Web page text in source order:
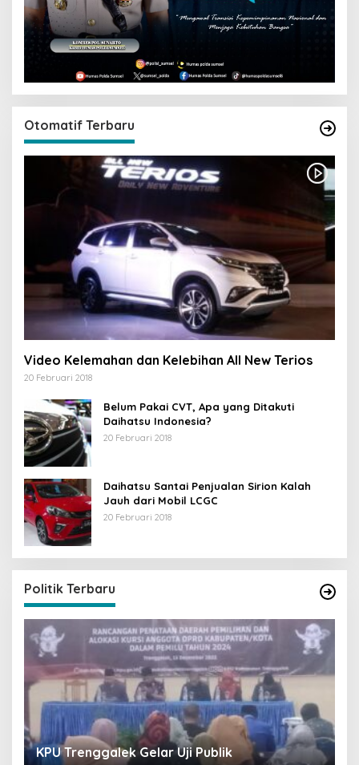
Otomatif Terbaru
Video Kelemahan dan Kelebihan All New Terios
20 Februari 2018
Belum Pakai CVT, Apa yang Ditakuti
Daihatsu Indonesia?
20 Februari 2018
Daihatsu Santai Penjualan Sirion Kalah
Jauh dari Mobil LCGC
20 Februari 2018
Politik Terbaru
KPU Trenggalek Gelar Uji Publik